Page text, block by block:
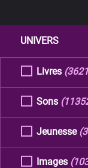
UNIVERS
Livres
Sons
Jeunesse
Images